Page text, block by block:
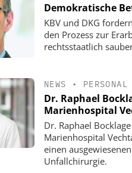
Demokratische
KBV und DKG
den Prozess zur
rechtsstaatlich
NEWS • PERSONAL
Dr. Raphael
Marienhospital
Dr. Raphael
Marienhospital
einen
Unfallchirurgie.